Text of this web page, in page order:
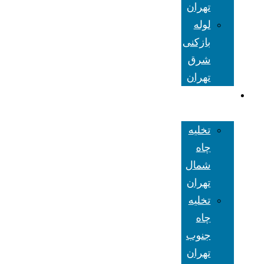
تهران
لوله
بازکنی
شرق
تهران
تخلیه
چاه
شمال
تهران
تخلیه
چاه
جنوب
تهران